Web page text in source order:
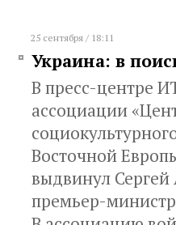
25 сентября / 18:11
Украина: в
В пресс-центре
ассоциации
Восточной
выдвинул
премьер-